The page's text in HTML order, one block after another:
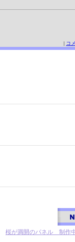
| コ
桜が満開のパネル 制作中